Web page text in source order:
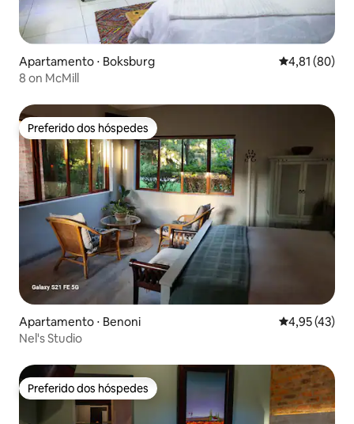
Apartamento ⋅ Boksburg 4,81 de uma
4,81 (80)
8 on McMill
Preferido dos hóspedes
Preferido dos hóspedes
Apartamento ⋅ Benoni 4,95 de uma
4,95 (43)
Nel's Studio
Preferido dos hóspedes
Preferido dos hóspedes